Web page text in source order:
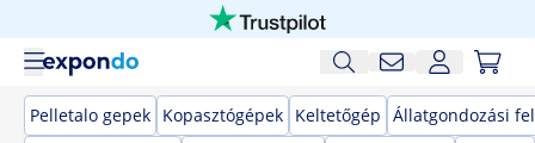
Pelletalo gepek Kopasztógépek Keltetőgép Állatgondozási